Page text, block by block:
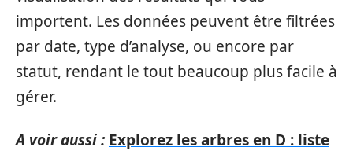
importent. Les données peuvent être filtrées
par date, type d’analyse, ou encore par
statut, rendant le tout beaucoup plus facile à
gérer.
A voir aussi : Explorez les arbres en D : liste